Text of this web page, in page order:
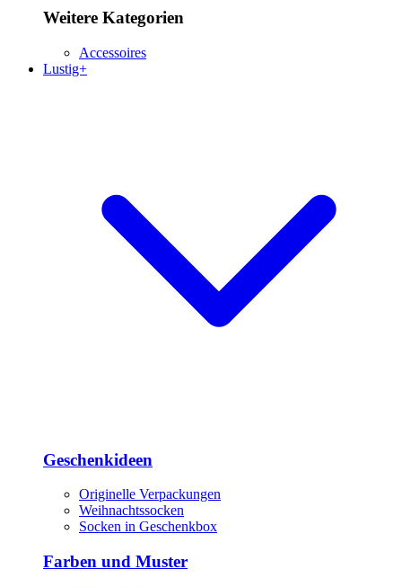
Weitere Kategorien
Accessoires
Lustig+
Geschenkideen
Originelle Verpackungen
Weihnachtssocken
Socken in Geschenkbox
Farben und Muster